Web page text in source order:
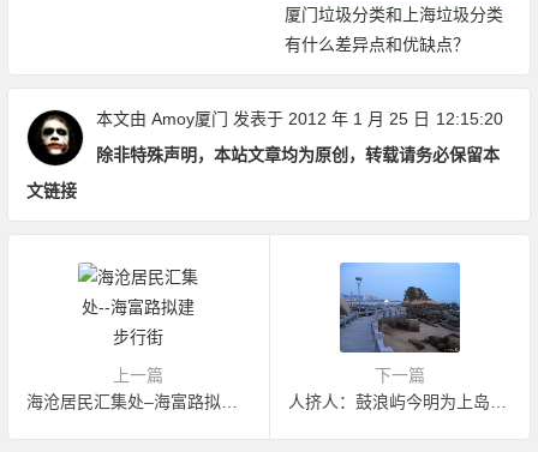
厦门垃圾分类和上海垃圾分类
有什么差异点和优缺点？
本文由 Amoy厦门 发表于 2012 年 1 月 25 日 12:15:20
除非特殊声明，本站文章均为原创，转载请务必保留本
文链接
上一篇
下一篇